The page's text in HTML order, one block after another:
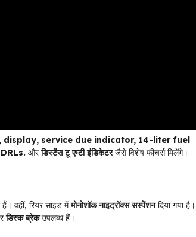
service due indicator, 14-liter fuel
औरडिस्टेंस टू एम्टी इंडिकेटरजैसे विशेष फीचर्स मिलेंगे।
हैं। वहीं, रियर साइड मेंमोनोशॉक नाइट्रॉक्स सस्पेंशनदिया गया है।
डिस्क ब्रेकउपलब्ध हैं।